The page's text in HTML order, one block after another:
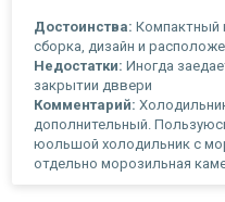
Достоинства: Компактный
сборка, дизайн и
Недостатки: Иногда
закрытии дввери
Комментарий:
дополнительный.
юольшой холодильник с
отдельно морозильная